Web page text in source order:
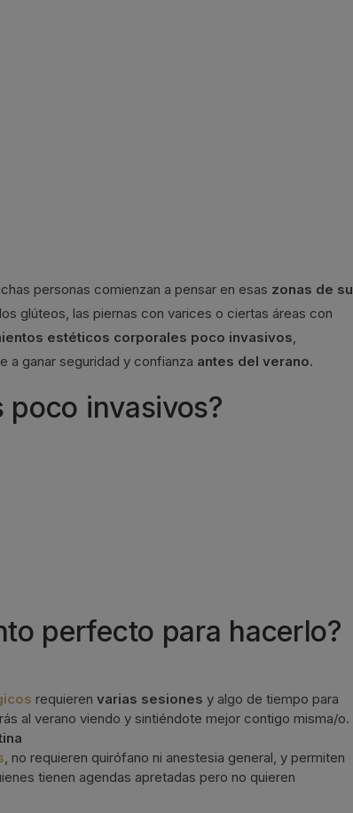
personas comienzan a pensar en esas zonas de su
glúteos, las piernas con varices o ciertas áreas con
estéticos corporales poco invasivos,
a ganar seguridad y confianza antes del verano.
poco invasivos?
perfecto para hacerlo?
requieren varias sesiones y algo de tiempo para
al verano viendo y sintiéndote mejor contigo misma/o.
, no requieren quirófano ni anestesia general, y permiten
tienen agendas apretadas pero no quieren